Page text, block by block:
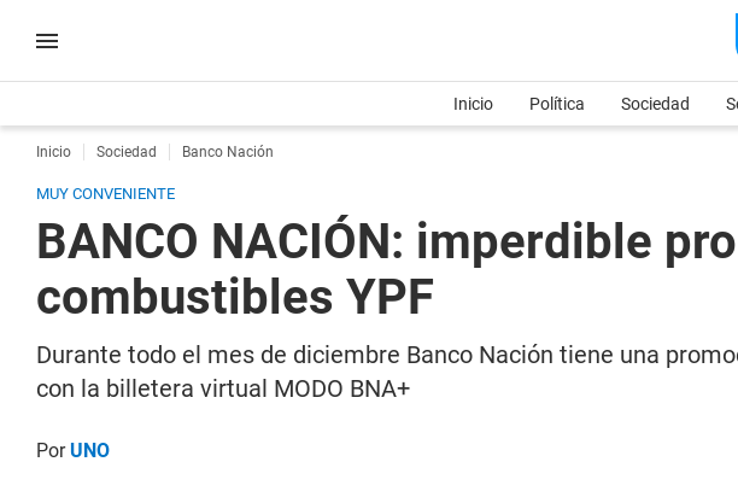
Inicio Política Sociedad
Inicio Sociedad Banco Nación
MUY CONVENIENTE
BANCO NACIÓN: imperdible
combustibles YPF
Durante todo el mes de diciembre Banco Nación tiene una
con la billetera virtual MODO BNA+
PorUNO